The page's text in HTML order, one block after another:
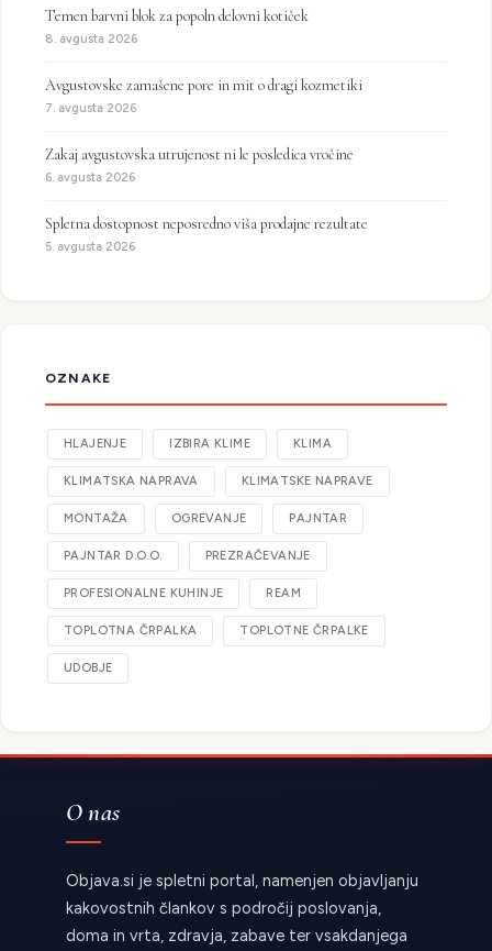
Temen barvni blok za popoln delovni kotiček
8. avgusta 2026
Avgustovske zamašene pore in mit o dragi kozmetiki
7. avgusta 2026
Zakaj avgustovska utrujenost ni le posledica vročine
6. avgusta 2026
Spletna dostopnost neposredno viša prodajne rezultate
5. avgusta 2026
OZNAKE
HLAJENJE IZBIRA KLIME KLIMA
KLIMATSKA NAPRAVA KLIMATSKE NAPRAVE
MONTAŽA OGREVANJE PAJNTAR
PAJNTAR D.O.O. PREZRAČEVANJE
PROFESIONALNE KUHINJE REAM
TOPLOTNA ČRPALKA TOPLOTNE ČRPALKE
UDOBJE
O nas
Objava.si je spletni portal, namenjen objavljanju
kakovostnih člankov s področij poslovanja,
doma in vrta, zdravja, zabave ter vsakdanjega